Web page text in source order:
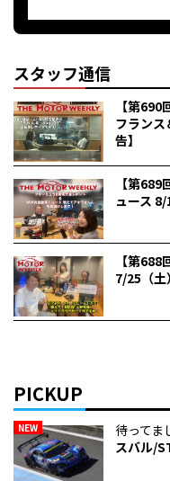
スタッフ通信
【第
フラン
告】
【第
ュース
【第
7/25（土
PICKUP
NEW
待ってま
スバル/